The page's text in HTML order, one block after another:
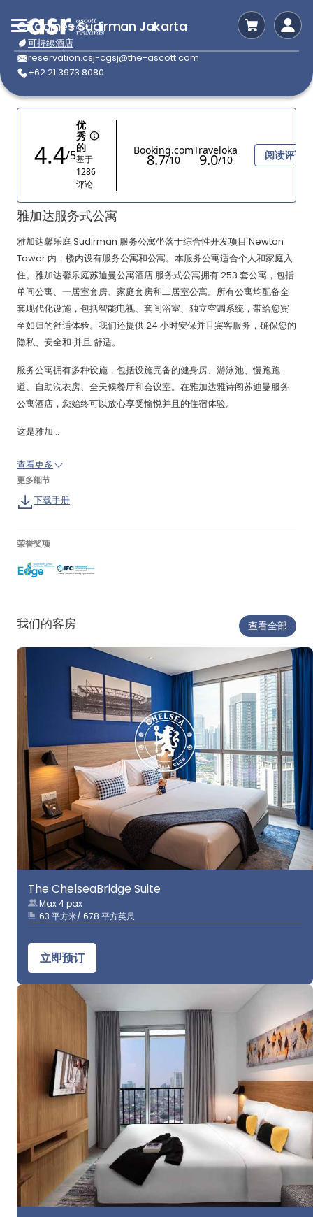
Citadines Sudirman Jakarta
可持续酒店
reservation.csj-cgsj@the-ascott.com
+62 21 3973 8080
雅加达服务式公寓
雅加达馨乐庭 Sudirman 服务公寓坐落于综合性开发项目 Newton
Tower 内，楼内设有服务公寓和公寓。本服务公寓适合个人和家庭入
住。雅加达馨乐庭苏迪曼公寓酒店 服务式公寓拥有 253 套公寓，包括
单间公寓、一居室套房、家庭套房和二居室公寓。所有公寓均配备全
套现代化设施，包括智能电视、套间浴室、独立空调系统，带给您宾
至如归的舒适体验。我们还提供 24 小时安保并且宾客服务，确保您的
隐私、安全和 并且 舒适。
服务公寓拥有多种设施，包括设施完备的健身房、游泳池、慢跑跑
道、自助洗衣房、全天候餐厅和会议室。在雅加达雅诗阁苏迪曼服务
公寓酒店，您始终可以放心享受愉悦并且的住宿体验。
这是雅加...
查看更多
更多细节
下载手册
荣誉奖项
我们的客房 查看全部
The ChelseaBridge Suite
Max 4 pax
63 平方米/ 678 平方英尺
立即预订